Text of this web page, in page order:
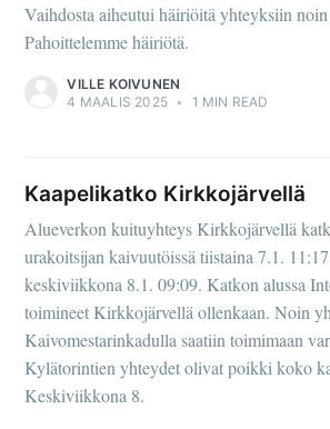
Vaihdosta aiheutui häiriöitä yhteyksiin
Pahoittelemme häiriötä.
VILLE KOIVUNEN
4 MAALIS 2025 • 1 MIN READ
Kaapelikatko Kirkkojärvellä
Alueverkon kuituyhteys Kirkkojärvellä
urakoitsijan kaivuutöissä tiistaina 7.1.
keskiviikkona 8.1. 09:09. Katkon alussa
toimineet Kirkkojärvellä ollenkaan. Noin
Kaivomestarinkadulla saatiin toimimaan
Kylätorintien yhteydet olivat poikki koko
Keskiviikkona 8.